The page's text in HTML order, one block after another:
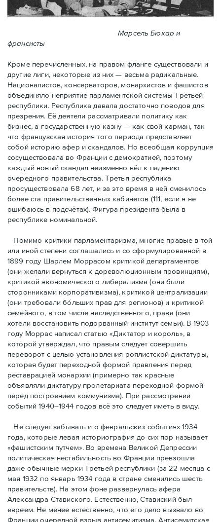
Марсель Бюкар и
франсисты
Кроме перечисленных, на правом фланге существовали и
другие лиги, некоторые из них — весьма радикальные.
Националистов, консерваторов, монархистов и фашистов
объединяло неприятие парламентской системы Третьей
республики. Республика давала достаточно поводов для
презрения. Её деятели рассматривали политику как
бизнес, а государственную казну — как свой карман, так
что французская история того периода представляет
собой историю афер и скандалов. Но всеобщая коррупция
сосуществовала во Франции с демократией, поэтому
каждый новый скандал неизменно вёл к падению
очередного правительства. Третья республика
просуществовала 68 лет, и за это время в ней сменилось
более ста правительственных кабинетов (111, если я не
ошибаюсь в подсчётах). Фигура президента была в
республике номинальной.
Помимо критики парламентаризма, многие правые в той
или иной степени соглашались и со сформулированной в
1899 году Шарлем Моррасом критикой департаментов
(они желали вернуться к дореволюционным провинциям),
критикой экономического либерализма (они были
сторонниками корпоративизма), критикой централизации
(они требовали бóльших прав для регионов) и критикой
семейного, в том числе наследственного, права (они
хотели восстановить подорванный институт семьи). В 1903
году Моррас написал статью «Диктатор и король», в
которой утверждал, что правым следует совершить
переворот с целью установления роялистской диктатуры,
которая будет переходной формой правления перед
реставрацией монархии (примерно так красные
объявляли диктатуру пролетариата переходной формой
перед построением коммунизма). При рассмотрении
событий 1940–1944 годов всё это следует иметь в виду.
Не следует забывать и о февральских событиях 1934
года, которые левая историография до сих пор называет
«фашистским путчем». Во времена Великой Депрессии
политическая нестабильность во Франции превзошла
даже обычные мерки Третьей республики (за 22 месяца с
мая 1932 по январь 1934 года в стране сменились шесть
правительств). На этом фоне развернулась афера
Александра Ставиского. Естественно, Ставиский был
евреем. Не менее естественно, что его дело вызвало во
Франции очередной взрыв антисемитизма. Антисемитская